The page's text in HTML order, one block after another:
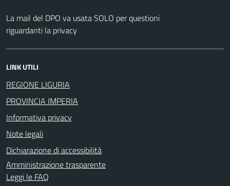
La mail del DPO va usata SOLO per questioni
riguardanti la privacy
LINK UTILI
REGIONE LIGURIA
PROVINCIA IMPERIA
Informativa privacy
Note legali
Dichiarazione di accessibilità
Amministrazione trasparente
Leggi le FAQ